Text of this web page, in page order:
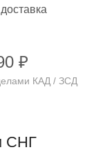
₽
КАД / ЗСД
СНГ